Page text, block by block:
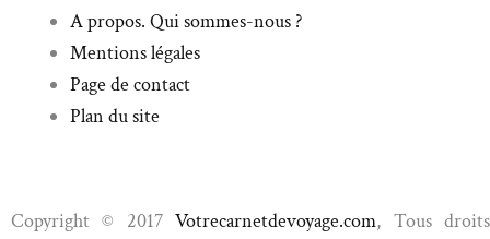
A propos. Qui sommes-nous ?
Mentions légales
Page de contact
Plan du site
Copyright © 2017Votrecarnetdevoyage.com, Tous droits